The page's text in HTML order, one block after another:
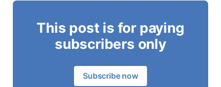
This post is for paying
subscribers only
Subscribe now